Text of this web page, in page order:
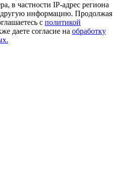
в частности IP-адрес региона
информацию. Продолжая
с политикой
даете согласие на обработку